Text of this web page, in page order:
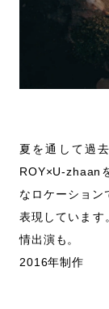
夏を通して過
ROY×U-zhaan
なロケーション
表現しています
情出演も。
2016年制作